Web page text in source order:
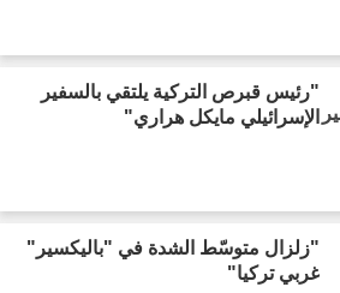
"رئيس قبرص التركية يلتقي بالسفير
الإسرائيلي مايكل هراري"
"زلزال متوسّط الشدة في "باليكسير"
غربي تركيا"